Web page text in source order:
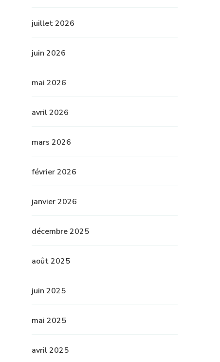
juillet 2026
juin 2026
mai 2026
avril 2026
mars 2026
février 2026
janvier 2026
décembre 2025
août 2025
juin 2025
mai 2025
avril 2025